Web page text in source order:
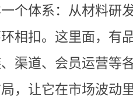
个体系：从材料研
相扣。这里面，有
渠道、会员运营等
，让它在市场波动